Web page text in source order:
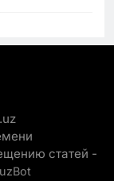
статей -